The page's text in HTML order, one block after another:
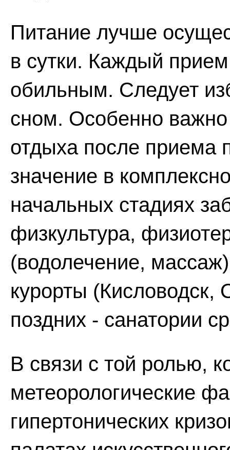
Питание лучше
в сутки. Каждый
обильным. Следует
сном. Особенно
отдыха после приема
значение в
начальных стадиях
физкультура,
(водолечение,
курорты (Кисловодск,
поздних - санатории
В связи с той ролью,
метеорологические
гипертонических